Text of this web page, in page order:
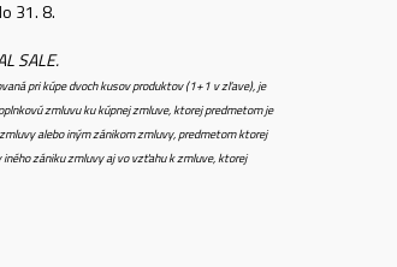
31. 8.
SALE.
pri kúpe dvoch kusov produktov (1+1 v zľave), je
zmluvu ku kúpnej zmluve, ktorej predmetom je
alebo iným zánikom zmluvy, predmetom ktorej
zániku zmluvy aj vo vzťahu k zmluve, ktorej